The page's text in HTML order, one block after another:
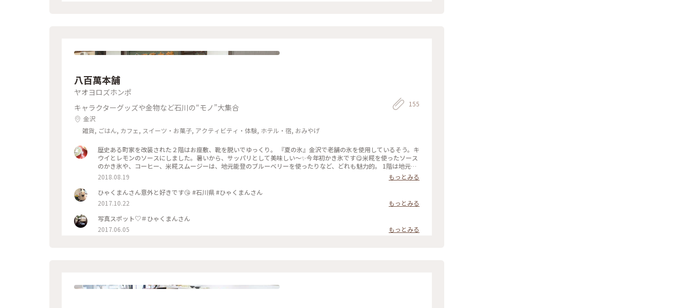
八百萬本舗
ヤオヨロズホンポ
キャラクターグッズや金物など石川の“モノ”大集合
金沢
雑貨, ごはん, カフェ, スイーツ・お菓子, アクティビティ・体験, ホテル・宿, おみやげ
155
歴史ある町家を改装された２階はお座敷、靴を脱いでゆっくり。 『夏の氷』金沢で老舗の氷を使用しているそう。キ
ウイとレモンのソースにしました。暑いから、サッパリとして美味しい～✨今年初かき氷です😋米糀を使ったソース
のかき氷や、コーヒー、米糀スムージーは、地元能登のブルーベリーを使ったりなど、どれも魅力的。 1階は地元の
食材から作った、お菓子や調味料、海藻など。セレクトされた雑貨や食器など、見ているだけでも楽しく、とても居
心地の良い空間でした。 バス停すぐです。 #とっておきの旅#金沢#東山#かき氷#八百萬本舗#ことりっぷ石川
2018.08.19
もっとみる
ひゃくまんさん意外と好きです😘 #石川県 #ひゃくまんさん
2017.10.22
もっとみる
写真スポット♡＃ひゃくまんさん
2017.06.05
もっとみる